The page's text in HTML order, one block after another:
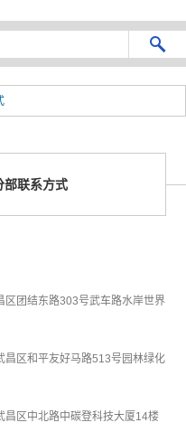
部联系方式
区团结东路303号武车路水岸世界
昌区和平友好马路513号园林绿化
昌区中北路中碳登科技大厦14楼